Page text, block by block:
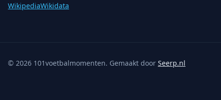
WikipediaWikidata
© 2026 101voetbalmomenten. Gemaakt door Seerp.nl